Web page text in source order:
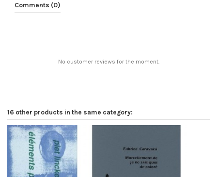
Comments (0)
No customer reviews for the moment.
16 other products in the same category: